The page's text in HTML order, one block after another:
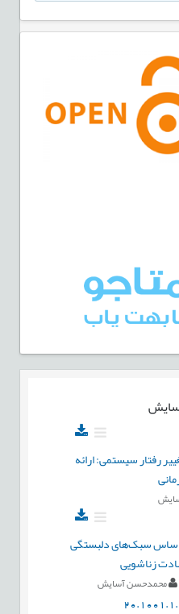
رفتار سيستمی: ارائه
سبک‌های دلبستگی
زناشویی
محمدحسن آسایش